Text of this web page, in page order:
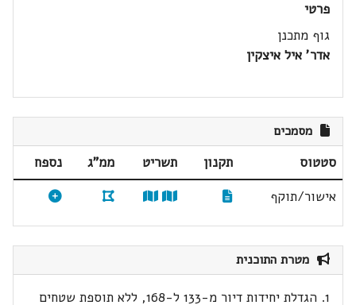
פרטי
גוף מתכנן
אדר' איל איצקין
מסמכים
סטטוס תקנון תשריט ממ"ג
נספח
אישור/תוקף
מטרת התוכנית
1. הגדלת יחידות דיור מ-133 ל-168, ללא תוספת שטחים